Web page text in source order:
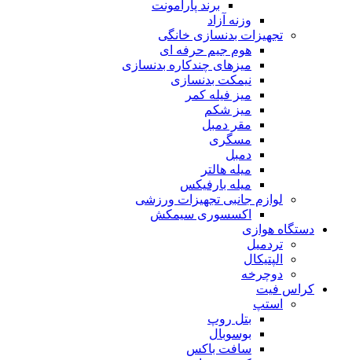
برند پارامونت
وزنه آزاد
تجهیزات بدنسازی خانگی
هوم جیم حرفه ای
میزهای چندکاره بدنسازی
نیمکت بدنسازی
میز فیله کمر
میز شکم
مقر دمبل
مسگری
دمبل
میله هالتر
میله بارفیکس
لوازم جانبی تجهیزات ورزشی
اکسسوری سیمکش
دستگاه هوازی
تردمیل
الپتیکال
دوچرخه
کراس فیت
استپ
بتل روپ
بوسوبال
سافت باکس